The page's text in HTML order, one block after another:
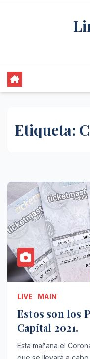
Etiqueta:
LIVE MAIN
Estos son los
Capital 2021.
Esta mañana el
que se llevará a